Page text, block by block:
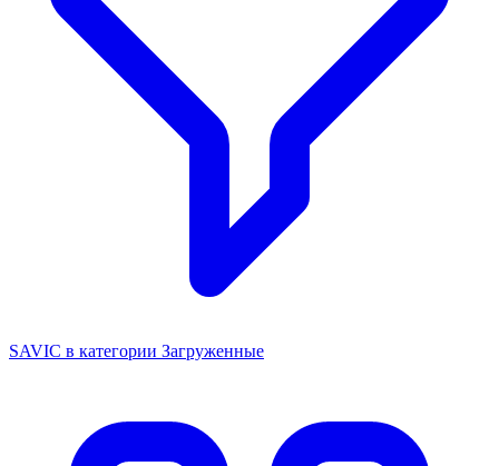
SAVIC в категории Загруженные